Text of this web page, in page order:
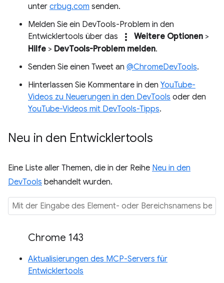
unter crbug.com senden.
Melden Sie ein DevTools-Problem in den
Entwicklertools über das
more_vert Weitere Optionen >
Hilfe > DevTools-Problem melden.
Senden Sie einen Tweet an @ChromeDevTools.
Hinterlassen Sie Kommentare in den YouTube-
Videos zu Neuerungen in den DevTools oder den
YouTube-Videos mit DevTools-Tipps.
Neu in den Entwicklertools
Eine Liste aller Themen, die in der Reihe Neu in den
DevTools behandelt wurden.
Chrome 143
Aktualisierungen des MCP-Servers für
Entwicklertools